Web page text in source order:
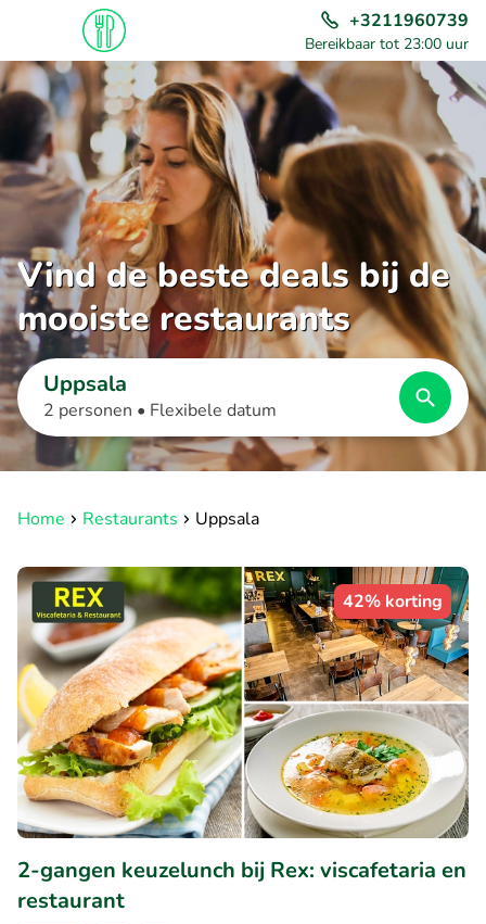
+3211960739
Bereikbaar tot 23:00 uur
Vind de beste deals bij de
mooiste restaurants
Uppsala
2 personen • Flexibele datum
Home Restaurants Uppsala
42% korting
2-gangen keuzelunch bij Rex: viscafetaria en
restaurant